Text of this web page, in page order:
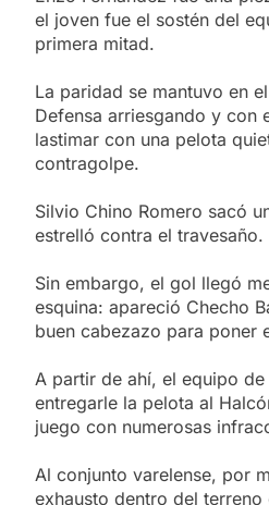
el joven fue el sostén del
primera mitad.
La paridad se mantuvo en
Defensa arriesgando y con
lastimar con una pelota
contragolpe.
Silvio Chino Romero sacó
estrelló contra el travesaño.
Sin embargo, el gol llegó
esquina: apareció Checho
buen cabezazo para poner
A partir de ahí, el equipo
entregarle la pelota al
juego con numerosas
Al conjunto varelense, por
exhausto dentro del